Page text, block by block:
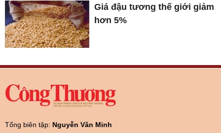
Giá đậu tương thế giới giảm
hơn 5%
Tổng biên tập: Nguyễn Văn Minh